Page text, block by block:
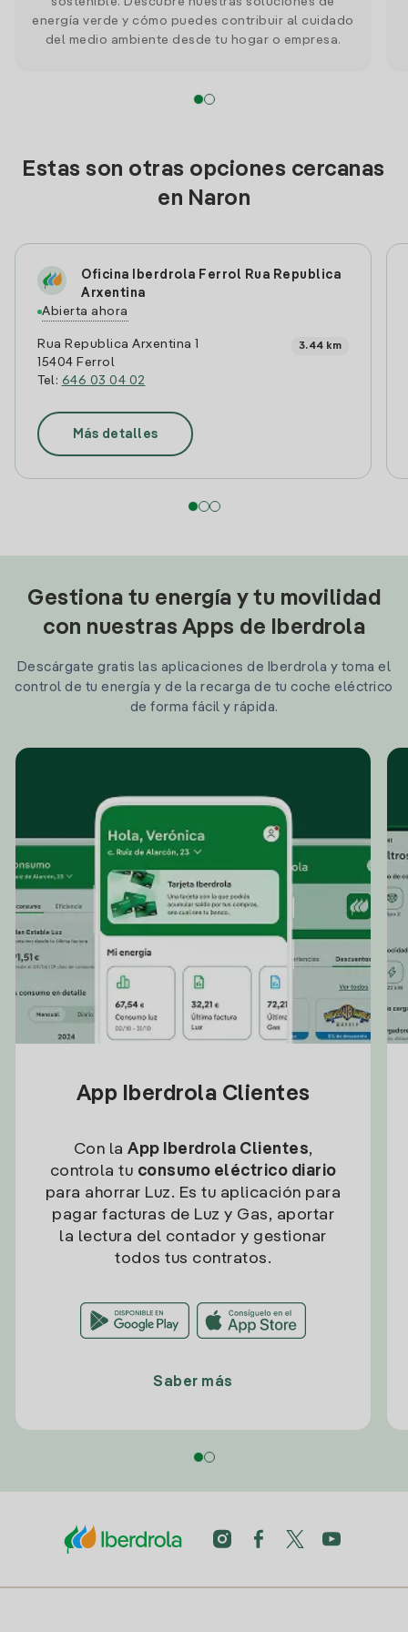
energía verde y cómo puedes contribuir al cuidado
del medio ambiente desde tu hogar o empresa.
Estas son otras opciones cercanas
en Naron
Oficina Iberdrola Ferrol Rua Republica
Arxentina
Abierta ahora
Rua Republica Arxentina 1
15404 Ferrol
Tel: 646 03 04 02
3.44 km
Más detalles
Gestiona tu energía y tu movilidad
con nuestras Apps de Iberdrola
Descárgate gratis las aplicaciones de Iberdrola y toma el
control de tu energía y de la recarga de tu coche eléctrico
de forma fácil y rápida.
App Iberdrola Clientes
Con la App Iberdrola Clientes,
controla tu consumo eléctrico diario
para ahorrar Luz. Es tu aplicación para
pagar facturas de Luz y Gas, aportar
la lectura del contador y gestionar
todos tus contratos.
Saber más